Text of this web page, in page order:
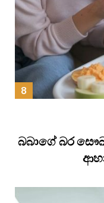
බබාගේ බර